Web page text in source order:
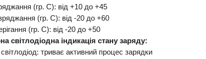
(гр. С): від +10 до +45
(гр. С): від -20 до +60
(гр. С): від -20 до +50
світлодіодна індикація стану заряду:
триває активний процес зарядки